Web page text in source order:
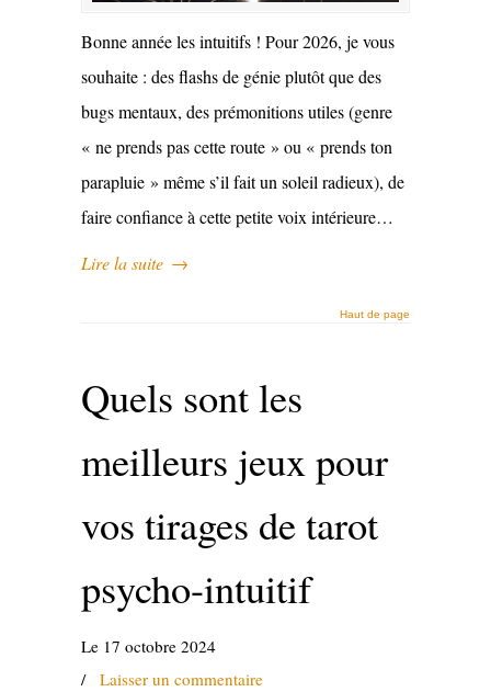
Bonne année les intuitifs ! Pour 2026, je vous
souhaite : des flashs de génie plutôt que des
bugs mentaux, des prémonitions utiles (genre
« ne prends pas cette route » ou « prends ton
parapluie » même s’il fait un soleil radieux), de
faire confiance à cette petite voix intérieure…
Lire la suite →
Haut de page
Quels sont les
meilleurs jeux pour
vos tirages de tarot
psycho-intuitif
Le 17 octobre 2024
/ Laisser un commentaire